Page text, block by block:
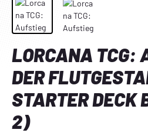
LORCANA TCG:
DER
STARTER DECK
2)